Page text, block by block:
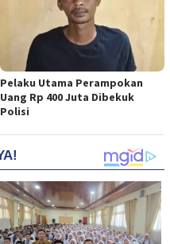
Pelaku Utama Perampokan
Uang Rp 400 Juta Dibekuk
Polisi